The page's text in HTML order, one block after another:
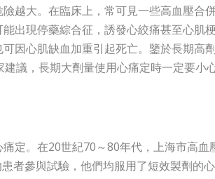
越大。在臨床上，常可見一些高血壓合
出現停藥綜合征，誘發心絞痛甚至心肌
因心肌缺血加重引起死亡。鑒於長期高
議，長期大劑量使用心痛定時一定要小
定。在20世紀70～80年代，上海市高血
者參與試驗，他們均服用了短效製劑的